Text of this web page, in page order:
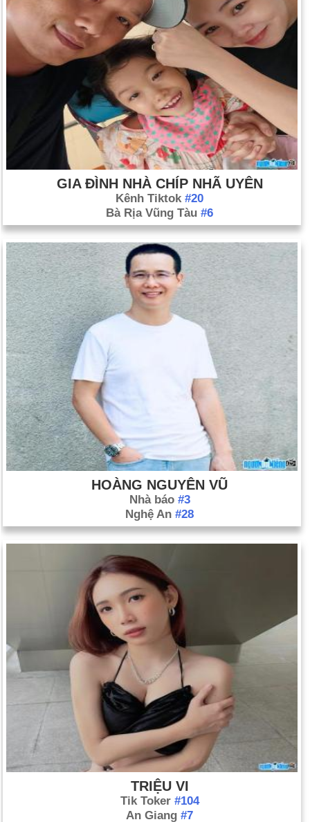
GIA ĐÌNH NHÀ CHÍP NHÃ UYÊN
Kênh Tiktok #20
Bà Rịa Vũng Tàu #6
HOÀNG NGUYÊN VŨ
Nhà báo #3
Nghệ An #28
TRIỆU VI
Tik Toker #104
An Giang #7